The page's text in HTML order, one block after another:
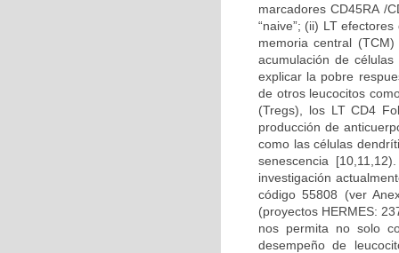
marcadores CD45RA /
“naive”; (ii) LT
memoria central
acumulación de
explicar la pobre
de otros leucocitos
(Tregs), los LT CD4
producción de
como las células
senescencia
investigación
código 55808 (ver
(proyectos HERMES:
nos permita no solo
desempeño de